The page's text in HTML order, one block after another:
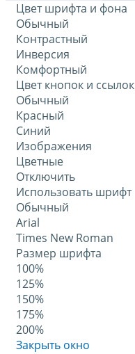
Цвет шрифта и фона
Обычный
Контрастный
Инверсия
Комфортный
Цвет кнопок и ссылок
Обычный
Красный
Синий
Изображения
Цветные
Отключить
Использовать шрифт
Обычный
Arial
Times New Roman
Размер шрифта
100%
125%
150%
175%
200%
Закрыть окно